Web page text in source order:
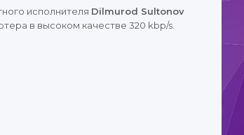
исполнителя Dilmurod Sultonov
в высоком качестве 320 kbp/s.